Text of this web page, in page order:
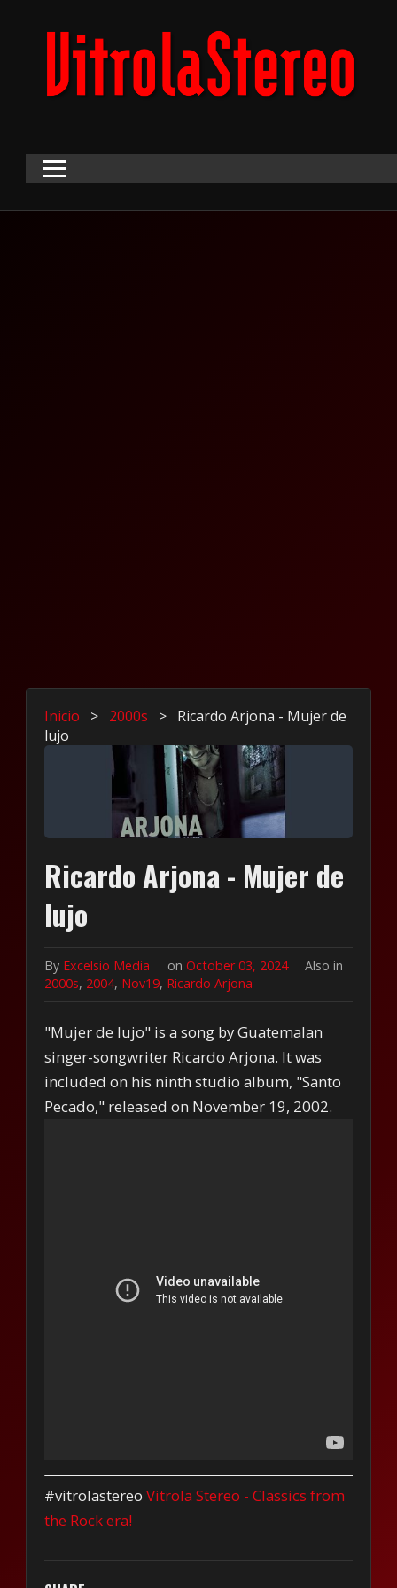
Inicio > 2000s > Ricardo Arjona - Mujer de
lujo
Ricardo Arjona - Mujer de
lujo
By Excelsio Media on October 03, 2024
Also in
2000s, 2004, Nov19, Ricardo Arjona
"Mujer de lujo" is a song by Guatemalan
singer-songwriter Ricardo Arjona. It was
included on his ninth studio album, "Santo
Pecado," released on November 19, 2002.
#vitrolastereoVitrola Stereo - Classics from
the Rock era!